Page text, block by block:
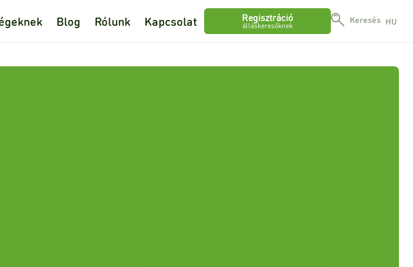
Blog Rólunk Kapcsolat Regisztráció
álláskeresőknek
Keresés HU